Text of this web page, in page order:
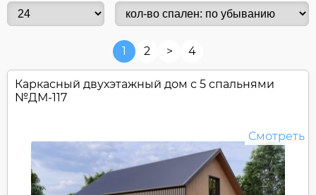
1 2 > 4
Каркасный двухэтажный дом с 5 спальнями
№ДМ-117
Смотреть